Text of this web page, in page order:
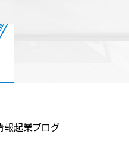
報起業ブログ